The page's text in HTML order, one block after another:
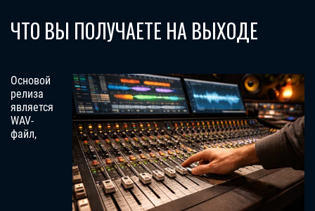
ЧТО ВЫ ПОЛУЧАЕТЕ НА ВЫХОДЕ
Основой
релиза
является
WAV-
файл,